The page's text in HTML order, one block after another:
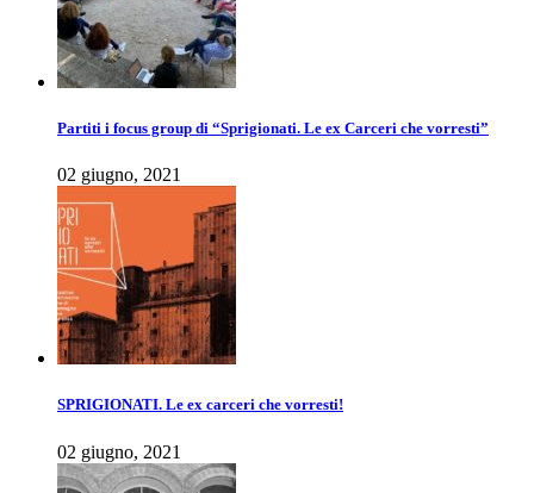
Partiti i focus group di “Sprigionati. Le ex Carceri che vorresti”
02 giugno, 2021
SPRIGIONATI. Le ex carceri che vorresti!
02 giugno, 2021